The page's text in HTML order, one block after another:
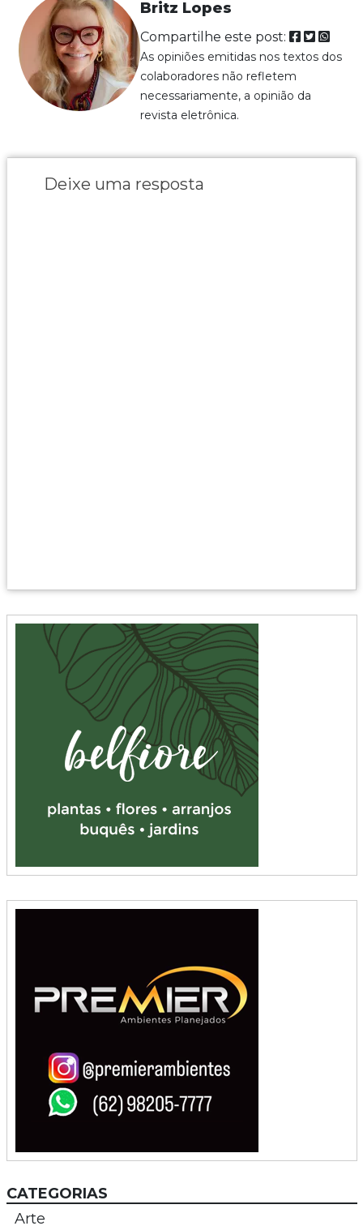
Britz Lopes
Compartilhe este post:
As opiniões emitidas nos textos dos
colaboradores não refletem
necessariamente, a opinião da
revista eletrônica.
Deixe uma resposta
CATEGORIAS
Arte